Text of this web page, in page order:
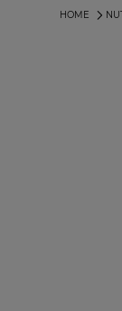
HOME